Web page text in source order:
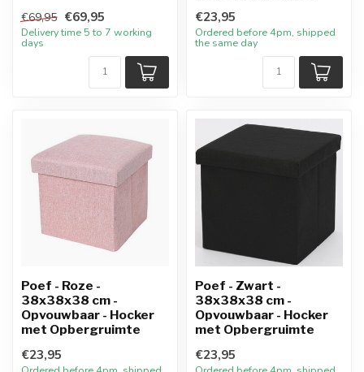
€69,95 €69,95
Delivery time 5 to 7 working
days
€23,95
Ordered before 4pm, shipped
the same day
Poef - Roze -
38x38x38 cm -
Opvouwbaar - Hocker
met Opbergruimte
€23,95
Poef - Zwart -
38x38x38 cm -
Opvouwbaar - Hocker
met Opbergruimte
€23,95